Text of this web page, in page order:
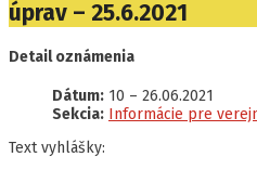
úprav – 25.6.2021
Detail oznámenia
Dátum: 10 – 26.06.2021
Sekcia: Informácie pre
Text vyhlášky: